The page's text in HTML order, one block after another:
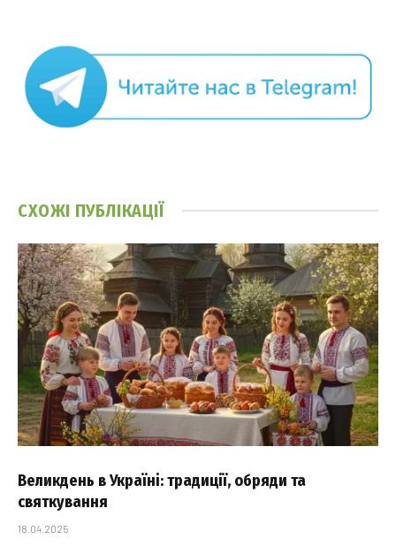
СХОЖІ ПУБЛІКАЦІЇ
Великдень в Україні: традиції, обряди та
святкування
18.04.2025